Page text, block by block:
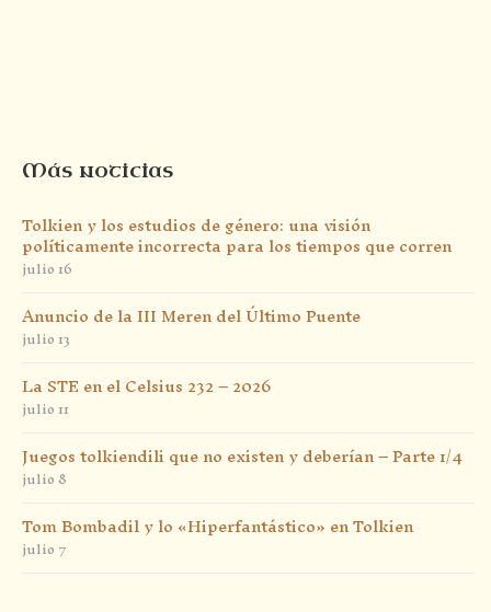
Más noticias
Tolkien y los estudios de género: una visión
políticamente incorrecta para los tiempos que corren
julio 16
Anuncio de la III Meren del Último Puente
julio 13
La STE en el Celsius 232 – 2026
julio 11
Juegos tolkiendili que no existen y deberían – Parte 1/4
julio 8
Tom Bombadil y lo «Hiperfantástico» en Tolkien
julio 7